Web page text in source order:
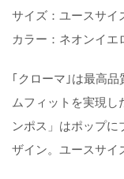
サイズ：ユースサイ
カラー：ネオンイ
｢クローマ｣は最高
ムフィットを実現し
ンポス」はポップ
ザイン。ユースサイ